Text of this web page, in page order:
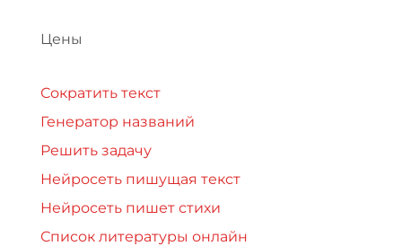
Цены
Сократить текст
Генератор названий
Решить задачу
Нейросеть пишущая текст
Нейросеть пишет стихи
Список литературы онлайн